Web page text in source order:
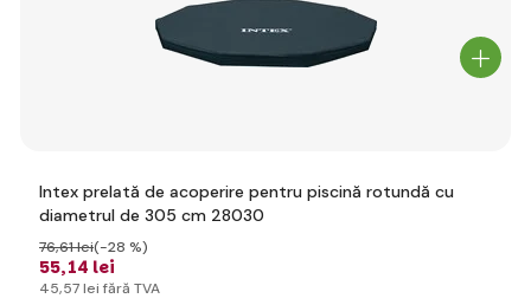
Intex prelată de acoperire pentru piscină rotundă cu
diametrul de 305 cm 28030
55,14 lei
76,61 lei(-28 %)
45,57 lei fără TVA